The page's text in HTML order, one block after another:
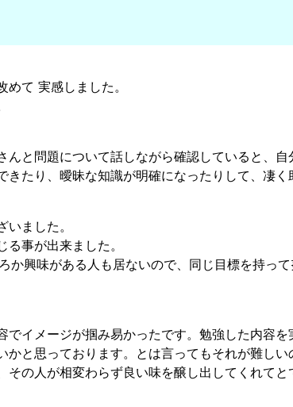
て 実感しました。
と問題について話しながら確認していると、自
たり、曖昧な知識が明確になったりして、凄く
ました。
事が出来ました。
か興味がある人も居ないので、同じ目標を持っ
イメージが掴み易かったです。勉強した内容を
かと思っております。とは言ってもそれが難し
の人が相変わらず良い味を醸し出してくれてと